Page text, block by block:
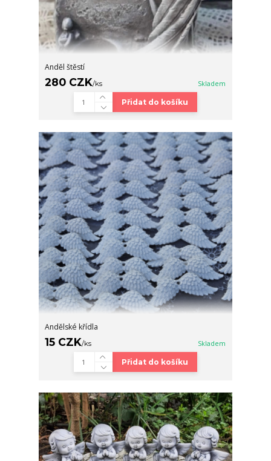
Anděl štěstí
280 CZK/ks Skladem
Přidat do košíku
Andělské křídla
15 CZK/ks Skladem
Přidat do košíku